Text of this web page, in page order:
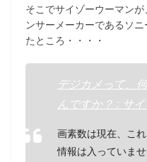
そこでサイゾーウーマン
ンサーメーカーであるソ
たところ・・・・
デジカメって、
んですか？ : サ
画素数は現在、こ
情報は入っていま